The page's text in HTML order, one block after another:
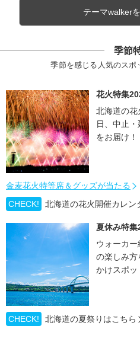
テーマwalker
季節
季節を感じる人気のスポ
花火特集
北海道の
日、中止
をお届け！
金麦花火特等席＆グッズが当たる
CHECK!
北海道の花火開催カレン
夏休み特集
ウォーカ
の楽しみ方
かけスポッ
CHECK! 北海道の夏祭りはこちら